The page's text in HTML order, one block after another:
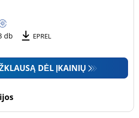
db EPREL
DĖL ĮKAINIŲ